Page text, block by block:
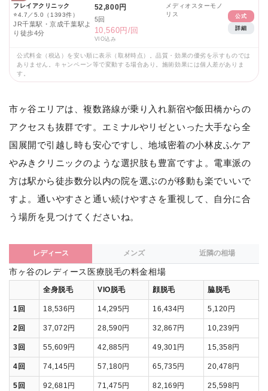
フレイアクリニック
⭐4.7／5.0 （1393件）
JR千葉駅・京成千葉駅よ
り徒歩4分
52,800円
5回
10,560円/回
VIO込み
メディオスターモノ
リス
公式
詳細
公式料金（税込）を安い順に表示（取材時点）。品質・効果の優劣を示すものでは
ありません。キャンペーン等で変動する場合あり。施術効果には個人差がありま
す。
市ヶ谷エリアは、複数路線が乗り入れ新宿や飯田橋からの
アクセスも抜群です。エミナルやリゼといった大手なら全
国展開で引越し時も安心ですし、地域密着の小林皮ふケア
やみきクリニックのような選択肢も豊富ですよ。電車派の
方は駅から徒歩数分以内の院を選ぶのが移動も楽でいいで
すよ。通いやすさと通い続けやすさを重視して、自分に合
う場所を見つけてくださいね。
レディース メンズ 近隣の相場
市ヶ谷のレディース医療脱毛の料金相場
全身脱毛 VIO脱毛 顔脱毛 脇脱毛
1回 18,536円 14,295円 16,434円 5,120円
2回 37,072円 28,590円 32,867円 10,239円
3回 55,609円 42,885円 49,301円 15,358円
4回 74,145円 57,180円 65,735円 20,478円
5回 92,681円 71,475円 82,169円 25,598円